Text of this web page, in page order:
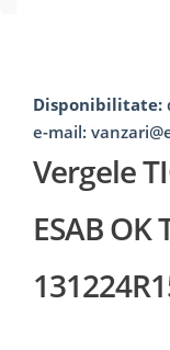
Disponibilitate:
e-mail:
Vergele
ESAB OK